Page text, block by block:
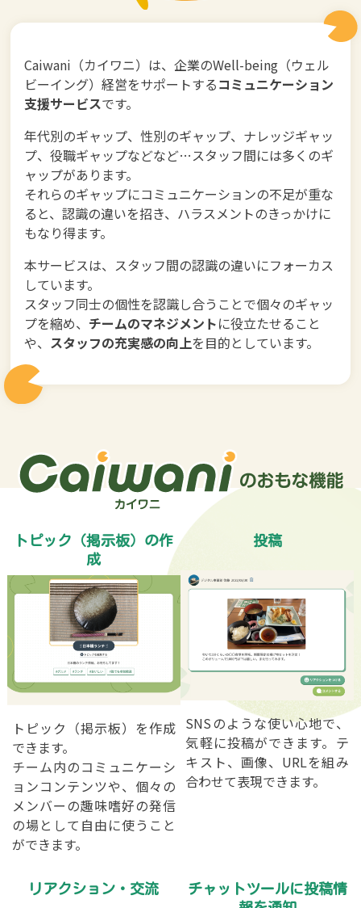
Caiwani（カイワニ）は、企業のWell-being（ウェル
ビーイング）経営をサポートするコミュニケーション
支援サービスです。
年代別のギャップ、性別のギャップ、ナレッジギャッ
プ、役職ギャップなどなど…スタッフ間には多くのギ
ャップがあります。
それらのギャップにコミュニケーションの不足が重な
ると、認識の違いを招き、ハラスメントのきっかけに
もなり得ます。
本サービスは、スタッフ間の認識の違いにフォーカス
しています。
スタッフ同士の個性を認識し合うことで個々のギャッ
プを縮め、 チームのマネジメントに役立たせること
や、 スタッフの充実感の向上を目的としています。
トピック（掲示板）の作
成
トピック（掲示板）を作成
できます。
チーム内のコミュニケーシ
ョンコンテンツや、個々の
メンバーの趣味嗜好の発信
の場として自由に使うこと
ができます。
投稿
SNSのような使い心地で、
気軽に投稿ができます。テ
キスト、画像、URLを組み
合わせて表現できます。
リアクション・交流
チャットツールに投稿情